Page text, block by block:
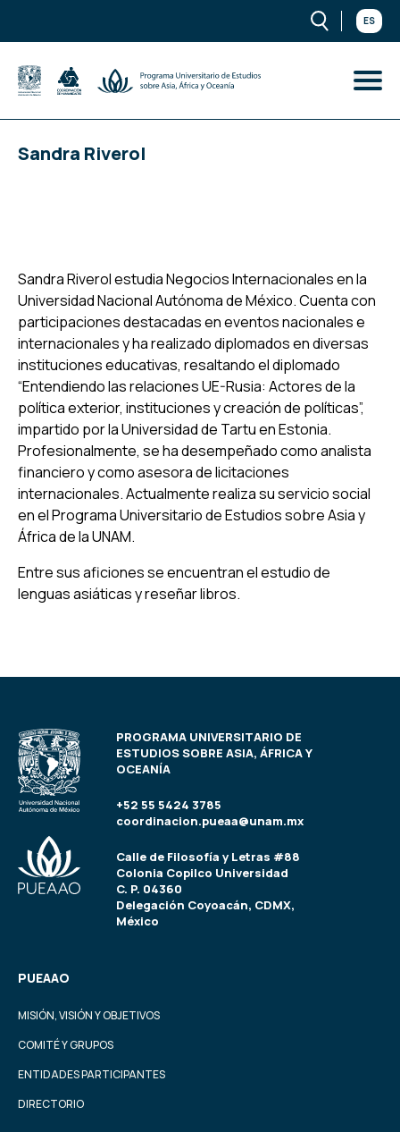
ES
Sandra Riverol
Sandra Riverol estudia Negocios Internacionales en la
Universidad Nacional Autónoma de México. Cuenta con
participaciones destacadas en eventos nacionales e
internacionales y ha realizado diplomados en diversas
instituciones educativas, resaltando el diplomado
“Entendiendo las relaciones UE-Rusia: Actores de la
política exterior, instituciones y creación de políticas”,
impartido por la Universidad de Tartu en Estonia.
Profesionalmente, se ha desempeñado como analista
financiero y como asesora de licitaciones
internacionales. Actualmente realiza su servicio social
en el Programa Universitario de Estudios sobre Asia y
África de la UNAM.
Entre sus aficiones se encuentran el estudio de
lenguas asiáticas y reseñar libros.
PROGRAMA UNIVERSITARIO DE
ESTUDIOS SOBRE ASIA, ÁFRICA Y
OCEANÍA
+52 55 5424 3785
coordinacion.pueaa@unam.mx
Calle de Filosofía y Letras #88
Colonia Copilco Universidad
C. P. 04360
Delegación Coyoacán, CDMX,
México
PUEAAO
MISIÓN, VISIÓN Y OBJETIVOS
COMITÉ Y GRUPOS
ENTIDADES PARTICIPANTES
DIRECTORIO